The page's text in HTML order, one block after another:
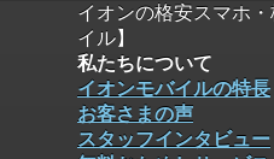
イオンの格安スマホ
イル】
私たちについて
イオンモバイルの特長
お客さまの声
スタッフインタビュー